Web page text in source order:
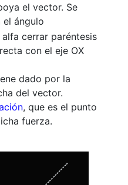
el vector. Se
el ángulo
con el eje OX
dado por la
del vector.
, que es el punto
fuerza.